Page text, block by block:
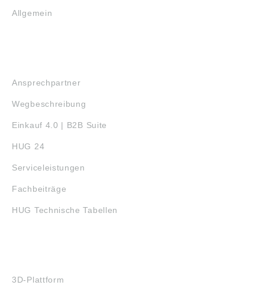
Allgemein
Ansprechpartner
Wegbeschreibung
Einkauf 4.0 | B2B Suite
HUG 24
Serviceleistungen
Fachbeiträge
HUG Technische Tabellen
3D-Plattform